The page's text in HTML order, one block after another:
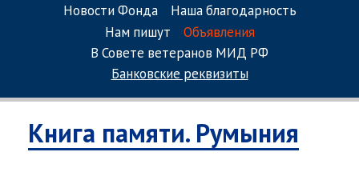
Новости Фонда
Наша благодарность
Нам пишут
Объявления
В Совете ветеранов МИД РФ
Банковские реквизиты
Книга памяти. Румыния